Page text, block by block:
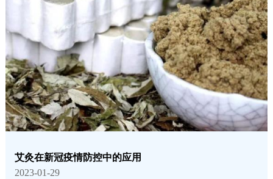
艾灸在新冠疫情防控中的应用
2023-01-29